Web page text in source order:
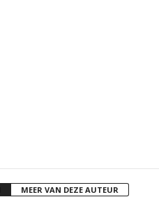
MEER VAN DEZE AUTEUR